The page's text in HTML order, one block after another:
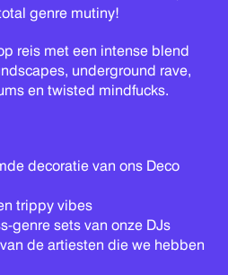
genre mutiny!
reis met een intense blend
underground rave,
en twisted mindfucks.
decoratie van ons Deco
trippy vibes
genre sets van onze DJs
de artiesten die we hebben